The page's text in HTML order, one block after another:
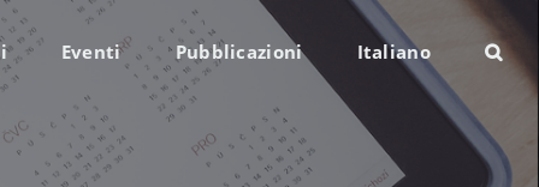
Eventi Pubblicazioni Italiano